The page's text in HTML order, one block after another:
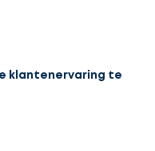
klantenervaring te